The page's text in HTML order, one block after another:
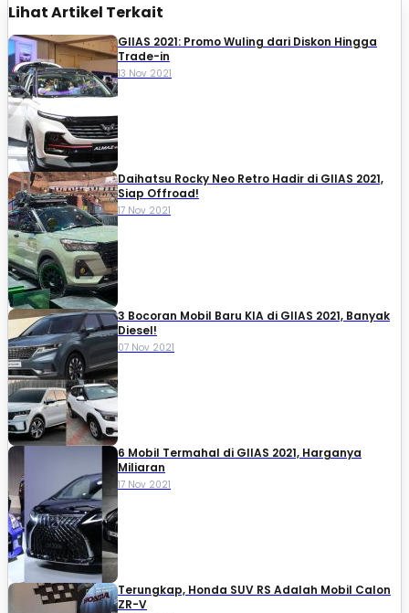
Lihat Artikel Terkait
GIIAS 2021: Promo Wuling dari Diskon Hingga
Trade-in
13 Nov 2021
Daihatsu Rocky Neo Retro Hadir di GIIAS 2021,
Siap Offroad!
17 Nov 2021
3 Bocoran Mobil Baru KIA di GIIAS 2021, Banyak
Diesel!
07 Nov 2021
6 Mobil Termahal di GIIAS 2021, Harganya
Miliaran
17 Nov 2021
Terungkap, Honda SUV RS Adalah Mobil Calon
ZR-V